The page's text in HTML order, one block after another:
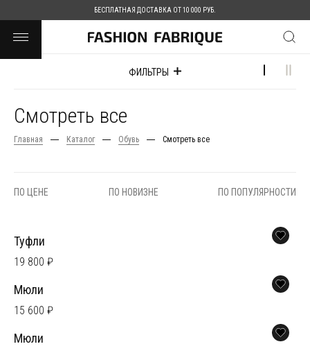
БЕСПЛАТНАЯ ДОСТАВКА ОТ 10 000 РУБ.
Главная Каталог Обувь Смотреть все
Смотреть все
ПО ЦЕНЕ ПО НОВИЗНЕ ПО ПОПУЛЯРНОСТИ
ФИЛЬТРЫ
Туфли
19 800 ₽
Мюли
15 600 ₽
Мюли